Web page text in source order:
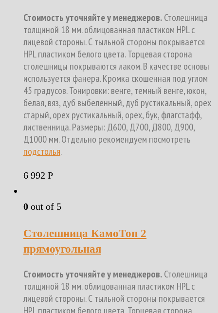
Стоимость уточняйте у менеджеров.Столешница
толщиной 18 мм. облицованная пластиком HPL с
лицевой стороны. С тыльной стороны покрывается
HPL пластиком белого цвета. Торцевая сторона
столешницы покрываются лаком. В качестве основы
используется фанера. Кромка скошенная под углом
45 градусов. Тонировки: венге, темный венге, юкон,
белая, вяз, дуб выбеленный, дуб рустикальный, орех
старый, орех рустикальный, орех, бук, флагстафф,
лиственница. Размеры: Д600, Д700, Д800, Д900,
Д1000 мм. Отдельно рекомендуем посмотреть
подстолья.
6 992 Р
0 out of 5
Столешница КамоТоп 2
прямоугольная
Стоимость уточняйте у менеджеров.Столешница
толщиной 18 мм. облицованная пластиком HPL с
лицевой стороны. С тыльной стороны покрывается
HPL пластиком белого цвета. Торцевая сторона